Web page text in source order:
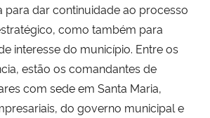
para dar continuidade ao processo
como também para
interesse do município. Entre os
estão os comandantes de
com sede em Santa Maria,
do governo municipal e